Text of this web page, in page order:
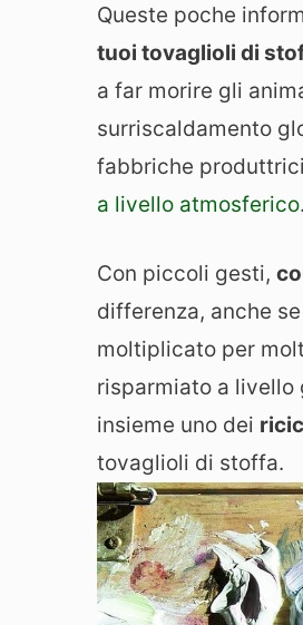
Queste poche
tuoi tovaglioli di
a far morire gli
surriscaldamento
fabbriche
a livello atmosferico.
Con piccoli gesti,
differenza, anche
moltiplicato per
risparmiato a livello
insieme uno dei
tovaglioli di stoffa.